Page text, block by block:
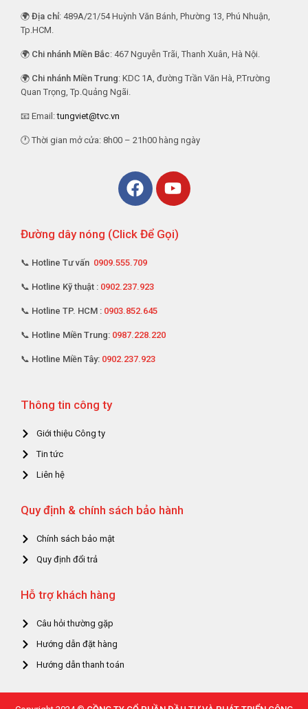
🌍 Địa chỉ: 489A/21/54 Huỳnh Văn Bánh, Phường 13, Phú Nhuận,
Tp.HCM.
🌍 Chi nhánh Miền Bắc: 467 Nguyễn Trãi, Thanh Xuân, Hà Nội.
🌍 Chi nhánh Miền Trung: KDC 1A, đường Trần Văn Hà, P.Trường
Quan Trọng, Tp.Quảng Ngãi.
📧 Email:tungviet@tvc.vn
🕐 Thời gian mở cửa: 8h00 – 21h00 hàng ngày
Đường dây nóng (Click Để Gọi)
📞 Hotline Tư vấn 0909.555.709
📞 Hotline Kỹ thuật : 0902.237.923
📞 Hotline TP. HCM : 0903.852.645
📞 Hotline Miền Trung: 0987.228.220
📞 Hotline Miền Tây: 0902.237.923
Thông tin công ty
Giới thiệu Công ty
Tin tức
Liên hệ
Quy định & chính sách bảo hành
Chính sách bảo mật
Quy định đổi trả
Hỗ trợ khách hàng
Câu hỏi thường gặp
Hướng dẫn đặt hàng
Hướng dẫn thanh toán